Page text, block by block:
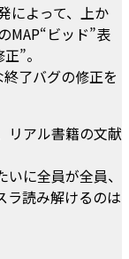
によって、上か
MAP“ビッド”表
”。
了バグの修正を
リアル書籍の文献
に全員が全員、
ラ読み解けるのは